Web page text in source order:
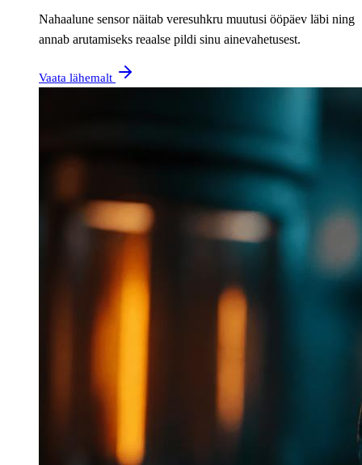
Nahaalune sensor näitab veresuhkru muutusi ööpäev läbi ning
annab arutamiseks reaalse pildi sinu ainevahetusest.
Vaata lähemalt